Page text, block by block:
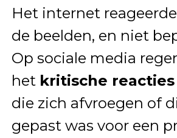
Het internet
de beelden, en niet
Op sociale media
het kritische reacties
die zich afvroegen of
gepast was voor een